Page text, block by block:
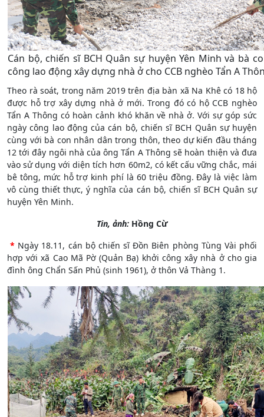
Cán bộ, chiến sĩ BCH Quân sự huyện Yên Minh và bà
công lao động xây dựng nhà ở cho CCB nghèo Tẩn A
Theo rà soát, trong năm 2019 trên địa bàn xã Na Khê có 18 hộ
được hỗ trợ xây dựng nhà ở mới. Trong đó có hộ CCB nghèo
Tẩn A Thông có hoàn cảnh khó khăn về nhà ở. Với sự góp sức
ngày công lao động của cán bộ, chiến sĩ BCH Quân sự huyện
cùng với bà con nhân dân trong thôn, theo dự kiến đầu tháng
12 tới đây ngôi nhà của ông Tẩn A Thông sẽ hoàn thiện và đưa
vào sử dụng với diện tích hơn 60m2, có kết cấu vững chắc, mái
bê tông, mức hỗ trợ kinh phí là 60 triệu đồng. Đây là việc làm
vô cùng thiết thực, ý nghĩa của cán bộ, chiến sĩ BCH Quân sự
huyện Yên Minh.
Tin, ảnh: Hồng Cừ
* Ngày 18.11, cán bộ chiến sĩ Đồn Biên phòng Tùng Vài phối
hợp với xã Cao Mã Pờ (Quản Bạ) khởi công xây nhà ở cho gia
đình ông Chẩn Sấn Phủ (sinh 1961), ở thôn Vả Thàng 1.